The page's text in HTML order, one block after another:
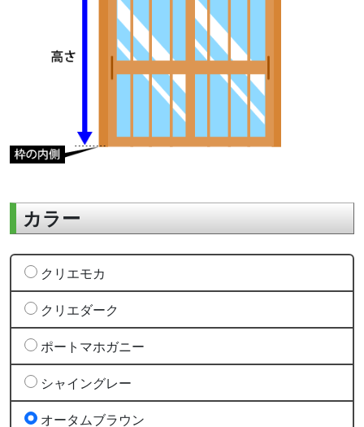
カラー
クリエモカ
クリエダーク
ポートマホガニー
シャイングレー
オータムブラウン